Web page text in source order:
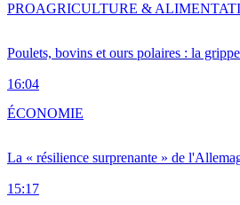
Poulets, bovins et ours polaires : la
16:04
PROAGRICULTURE &
La « résilience surprenante » de
15:17
ÉCONOMIE